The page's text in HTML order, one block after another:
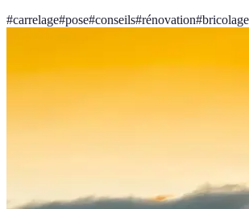
#carrelage#pose#conseils#rénovation#bricolage